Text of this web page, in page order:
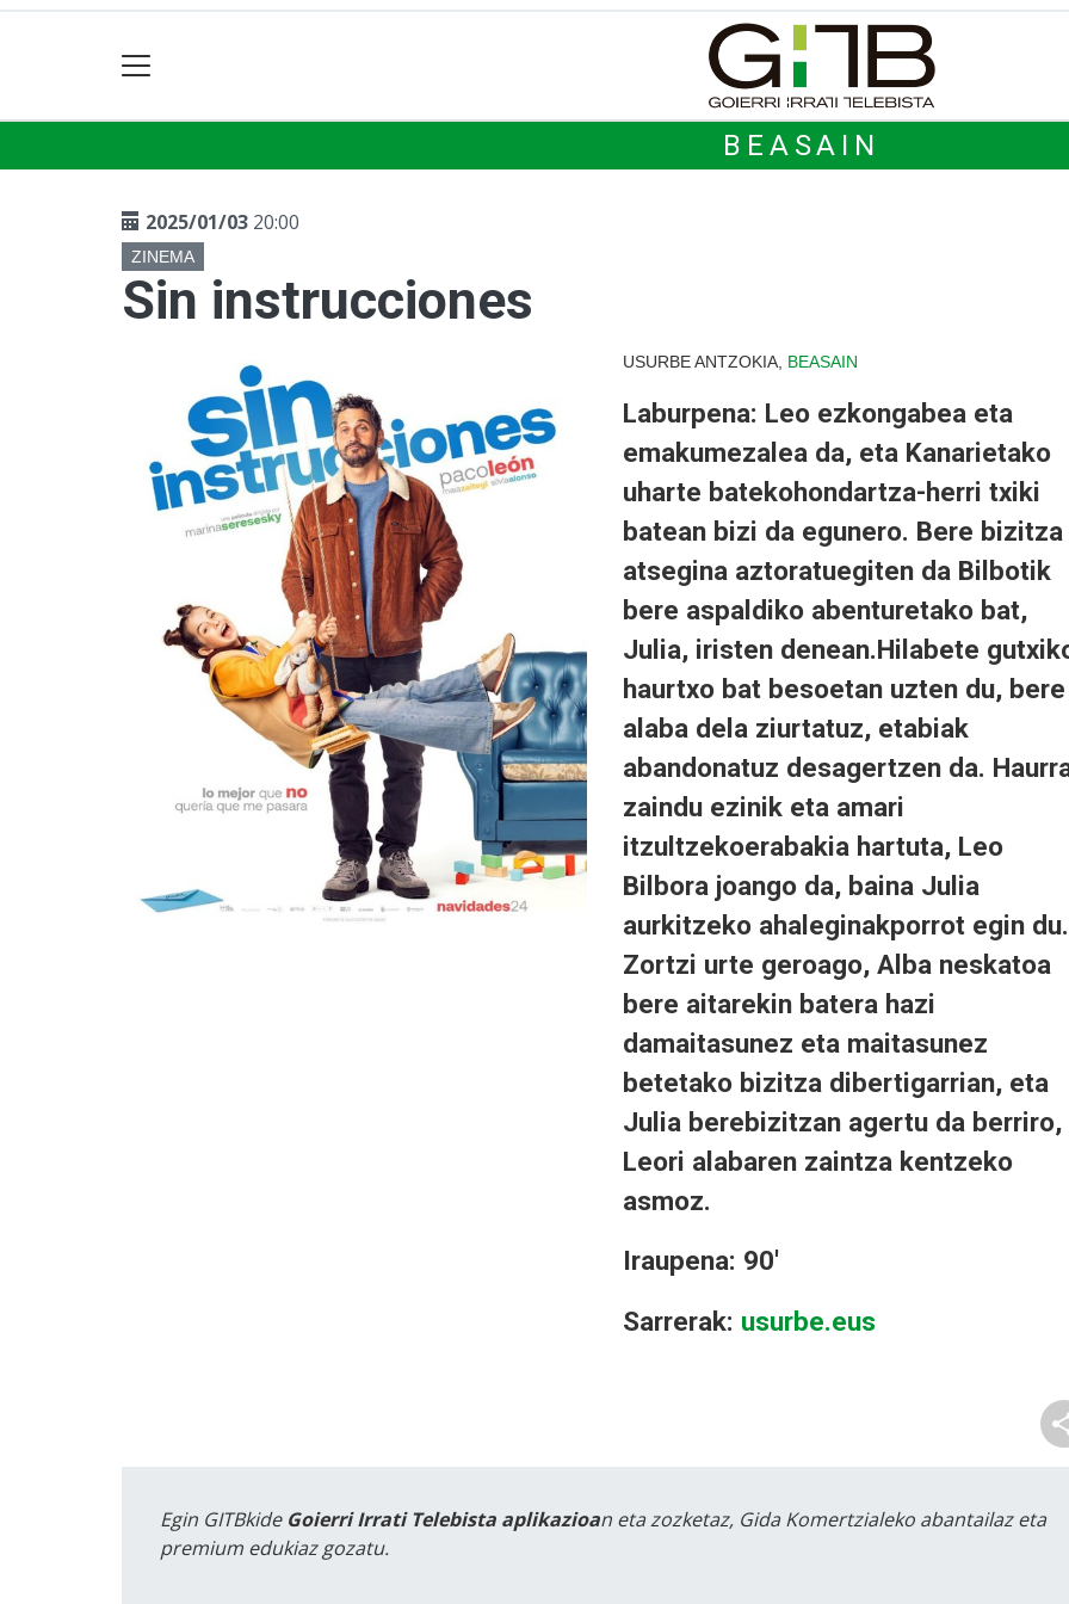
BEASAIN
2025/01/03 20:00
ZINEMA
Sin instrucciones
USURBE ANTZOKIA, BEASAIN
Laburpena: Leo ezkongabea eta
emakumezalea da, eta Kanarietako
uharte batekohondartza-herri txiki
batean bizi da egunero. Bere bizitza
atsegina aztoratuegiten da Bilbotik
bere aspaldiko abenturetako bat,
Julia, iristen denean.Hilabete
haurtxo bat besoetan uzten du, bere
alaba dela ziurtatuz, etabiak
abandonatuz desagertzen da.
zaindu ezinik eta amari
itzultzekoerabakia hartuta, Leo
Bilbora joango da, baina Julia
aurkitzeko ahaleginakporrot egin du.
Zortzi urte geroago, Alba neskatoa
bere aitarekin batera hazi
damaitasunez eta maitasunez
betetako bizitza dibertigarrian, eta
Julia berebizitzan agertu da berriro,
Leori alabaren zaintza kentzeko
asmoz.
Iraupena: 90'
Sarrerak: usurbe.eus
Egin GITBkide Goierri Irrati Telebista aplikazioan eta zozketaz, Gida Komertzialeko abantailaz eta
premium edukiaz gozatu.